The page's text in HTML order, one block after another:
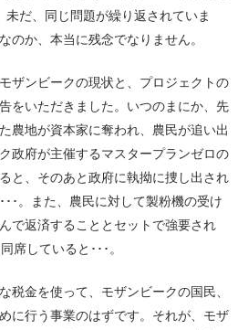
だ、同じ問題が繰り返されていま
のか、本当に残念でなりません。
ザンビークの現状と、プロジェクトの
をいただきました。いつのまにか、先
農地が資本家に奪われ、農民が追い出
政府が主催するマスタープランゼロの
と、そのあと政府に執拗に捜し出され
･。また、農民に対して製粉機の受け
で返済することとセットで強要され
席していると･･･。
税金を使って、モザンビークの国民、
に行う事業のはずです。それが、モザ